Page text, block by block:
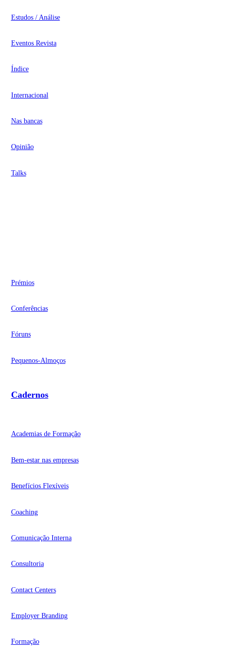
Estudos / Análise
Eventos Revista
Índice
Internacional
Nas bancas
Opinião
Talks
Prémios
Conferências
Fóruns
Pequenos-Almoços
Cadernos
Academias de Formação
Bem-estar nas empresas
Benefícios Flexíveis
Coaching
Comunicação Interna
Consultoria
Contact Centers
Employer Branding
Formação